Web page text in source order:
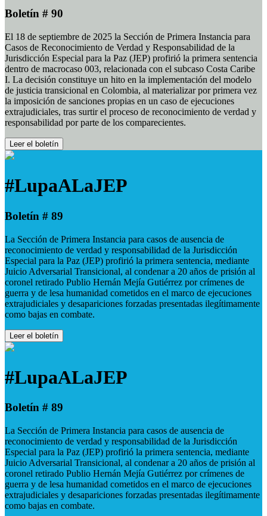
Boletín # 90
El 18 de septiembre de 2025 la Sección de Primera Instancia para
Casos de Reconocimiento de Verdad y Responsabilidad de la
Jurisdicción Especial para la Paz (JEP) profirió la primera sentencia
dentro de macrocaso 003, relacionada con el subcaso Costa Caribe
I. La decisión constituye un hito en la implementación del modelo
de justicia transicional en Colombia, al materializar por primera vez
la imposición de sanciones propias en un caso de ejecuciones
extrajudiciales, tras surtir el proceso de reconocimiento de verdad y
responsabilidad por parte de los comparecientes.
Leer el boletín
#LupaALaJEP
Boletín # 89
La Sección de Primera Instancia para casos de ausencia de
reconocimiento de verdad y responsabilidad de la Jurisdicción
Especial para la Paz (JEP) profirió la primera sentencia, mediante
Juicio Adversarial Transicional, al condenar a 20 años de prisión al
coronel retirado Publio Hernán Mejía Gutiérrez por crímenes de
guerra y de lesa humanidad cometidos en el marco de ejecuciones
extrajudiciales y desapariciones forzadas presentadas ilegítimamente
como bajas en combate.
Leer el boletín
#LupaALaJEP
Boletín # 89
La Sección de Primera Instancia para casos de ausencia de
reconocimiento de verdad y responsabilidad de la Jurisdicción
Especial para la Paz (JEP) profirió la primera sentencia, mediante
Juicio Adversarial Transicional, al condenar a 20 años de prisión al
coronel retirado Publio Hernán Mejía Gutiérrez por crímenes de
guerra y de lesa humanidad cometidos en el marco de ejecuciones
extrajudiciales y desapariciones forzadas presentadas ilegítimamente
como bajas en combate.